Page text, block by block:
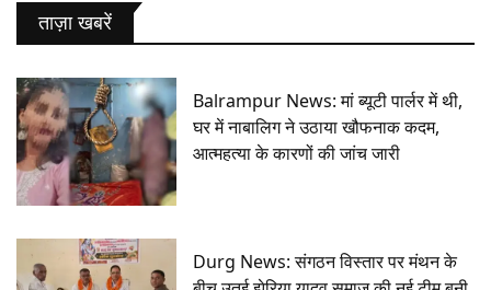
ताज़ा खबरें
Balrampur News: मां ब्यूटी पार्लर में थी,
घर में नाबालिग ने उठाया खौफनाक कदम,
आत्महत्या के कारणों की जांच जारी
Durg News: संगठन विस्तार पर मंथन के